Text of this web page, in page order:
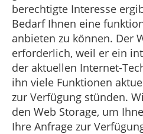
berechtigte Interesse
Bedarf Ihnen eine
anbieten zu können. Der
erforderlich, weil er ein
der aktuellen Internet-
ihn viele Funktionen
zur Verfügung stünden.
den Web Storage, um
Ihre Anfrage zur